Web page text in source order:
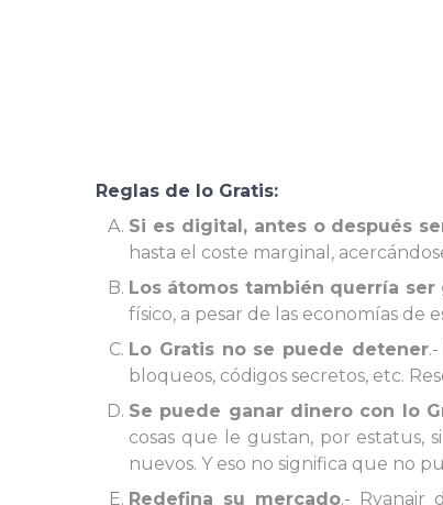
Reglas de lo Gratis:
Si es digital, antes o después
hasta el coste marginal,
Los átomos también querría
físico, a pesar de las economías de
Lo Gratis no se puede detener
bloqueos, códigos secretos, etc.
Se puede ganar dinero con lo
cosas que le gustan, por estatus,
nuevos. Y eso no significa que no
Redefina su mercado.- Ryanair